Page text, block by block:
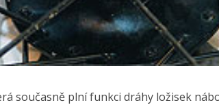
současně plní funkci dráhy ložisek